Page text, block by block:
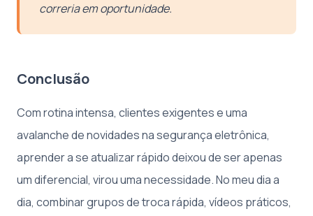
correria em oportunidade.
Conclusão
Com rotina intensa, clientes exigentes e uma
avalanche de novidades na segurança eletrônica,
aprender a se atualizar rápido deixou de ser apenas
um diferencial, virou uma necessidade. No meu dia a
dia, combinar grupos de troca rápida, vídeos práticos,